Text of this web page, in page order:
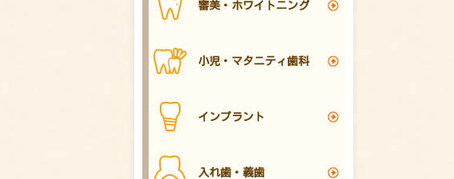
審美・ホワイトニング
小児・マタニティ歯科
インプラント
入れ歯・義歯